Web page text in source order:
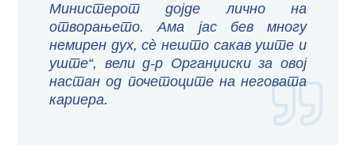
Министерот дојде лично на
отворањето. Ама јас бев многу
немирен дух, сѐ нешто сакав уште и
уште“, вели д-р Органџиски за овој
настан од почетоците на неговата
кариера.